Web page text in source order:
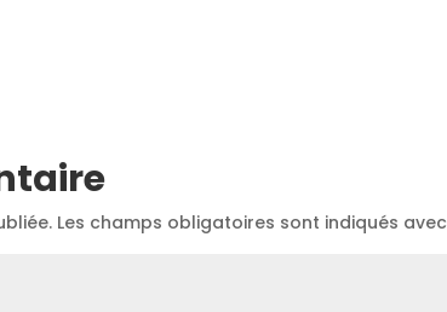
Les champs obligatoires sont indiqués avec